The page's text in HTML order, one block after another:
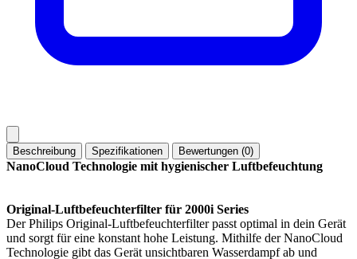
Beschreibung Spezifikationen Bewertungen (0)
NanoCloud Technologie mit hygienischer Luftbefeuchtung
Original-Luftbefeuchterfilter für 2000i Series
Der Philips Original-Luftbefeuchterfilter passt optimal in dein Gerät
und sorgt für eine konstant hohe Leistung. Mithilfe der NanoCloud
Technologie gibt das Gerät unsichtbaren Wasserdampf ab und